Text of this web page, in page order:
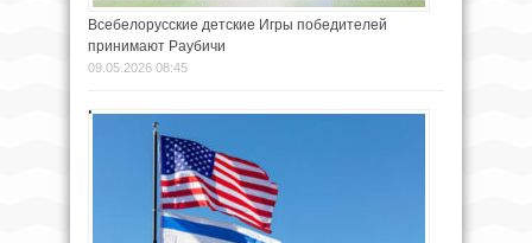
Всебелорусские детские Игры победителей
принимают Раубичи
09.05.2026 08:45